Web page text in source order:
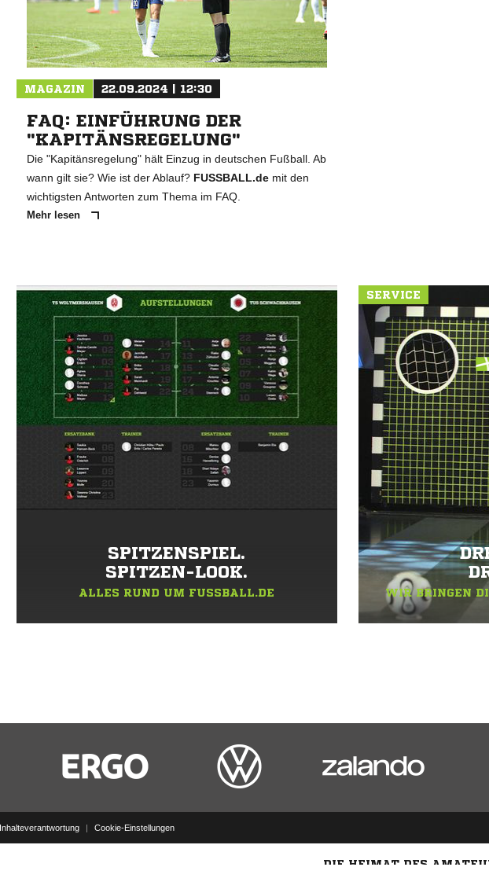
MAGAZIN 22.09.2024 | 12:30
FAQ: EINFÜHRUNG DER
"KAPITÄNSREGELUNG"
Die "Kapitänsregelung" hält Einzug in deutschen Fußball. Ab
wann gilt sie? Wie ist der Ablauf? FUSSBALL.demit den
wichtigsten Antworten zum Thema im FAQ.
Mehr lesen
SPITZENSPIEL.
SPITZEN-LOOK.
ALLES RUND UM FUSSBALL.DE
SERVICE
WIR BRINGEN
Inhalteverantwortung | Cookie-Einstellungen
DIE HEIMAT DES